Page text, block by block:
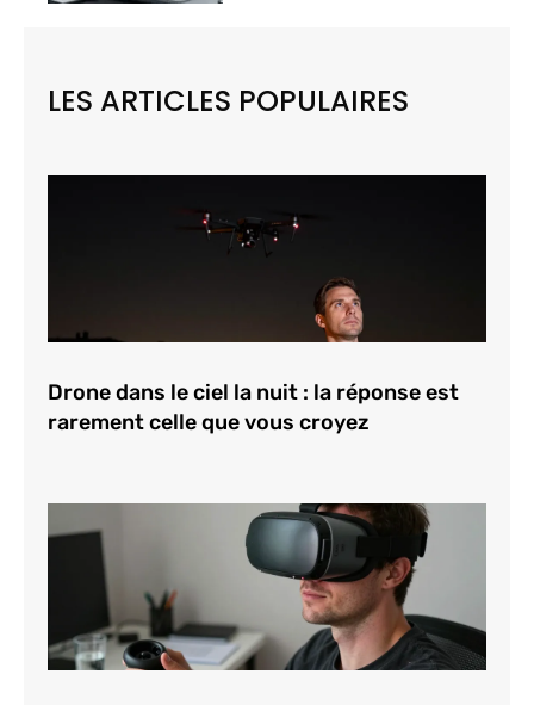
LES ARTICLES POPULAIRES
Drone dans le ciel la nuit : la réponse est
rarement celle que vous croyez